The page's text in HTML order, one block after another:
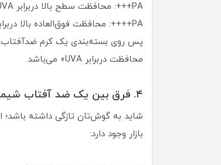
PA+++: محافظت سطح بالا دربرابر UVA
PA++++: محافظت فوق‌العاده بالا دربرابر UVA
محافظت دربرابر UVA» می‌باشد.
۴. فرق بین یک ضد آفتاب شیمیایی و یک ضد آفتاب مینرال چیست؟
شاید به گوش‌تان تازگی داشته باشد؛
بازار وجود دارد: